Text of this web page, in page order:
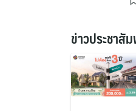
ข่าวประชาสั